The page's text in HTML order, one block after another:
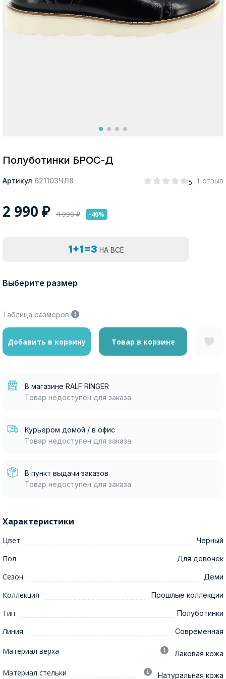
Полуботинки БРОС-Д
Артикул 621103ЧЛ8 5 1 отзыв
2 990 ₽ 4 990₽ -40%
1+1=3 НА ВСЁ
Выберите размер
Таблица размеров
Добавить в корзину Товар в корзине
В магазине RALF RINGER
Товар недоступен для заказа
Курьером домой / в офис
Товар недоступен для заказа
В пункт выдачи заказов
Товар недоступен для заказа
Характеристики
Цвет Черный
Пол Для девочек
Сезон Деми
Коллекция Прошлые коллекции
Тип Полуботинки
Линия Современная
Материал верха Лаковая кожа
Материал стельки Натуральная кожа